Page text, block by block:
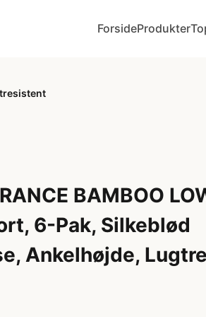
ForsideProdukter
BAMBOO
6-Pak, Silkeblød
Ankelhøjde,